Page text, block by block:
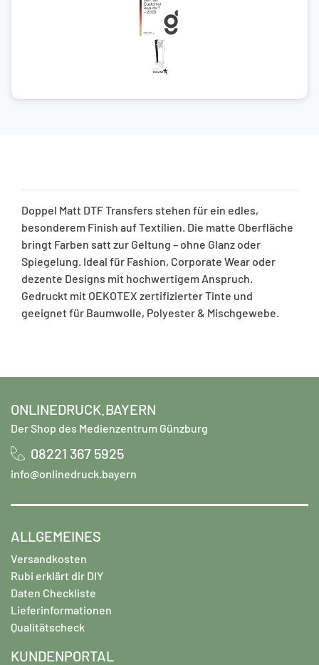
Doppel Matt DTF Transfers stehen für ein edles,
besonderem Finish auf Textilien. Die matte Oberfläche
bringt Farben satt zur Geltung – ohne Glanz oder
Spiegelung. Ideal für Fashion, Corporate Wear oder
dezente Designs mit hochwertigem Anspruch.
Gedruckt mit OEKOTEX zertifizierter Tinte und
geeignet für Baumwolle, Polyester & Mischgewebe.
ONLINEDRUCK.BAYERN
Der Shop des Medienzentrum Günzburg
08221 367 5925
info@onlinedruck.bayern
ALLGEMEINES
Versandkosten
Rubi erklärt dir DIY
Daten Checkliste
Lieferinformationen
Qualitätscheck
KUNDENPORTAL